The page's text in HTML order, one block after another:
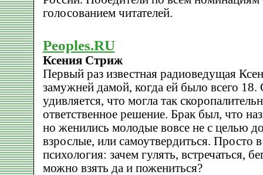
голосованием читателей.
Peoples.RU
Ксения Стриж
Первый раз известная радиоведущая
замужней дамой, когда ей было всего 18.
удивляется, что могла так
ответственное решение. Брак был, что
но женились молодые вовсе не с целью
взрослые, или самоутвердиться. Просто
психология: зачем гулять, встречаться,
можно взять да и пожениться?